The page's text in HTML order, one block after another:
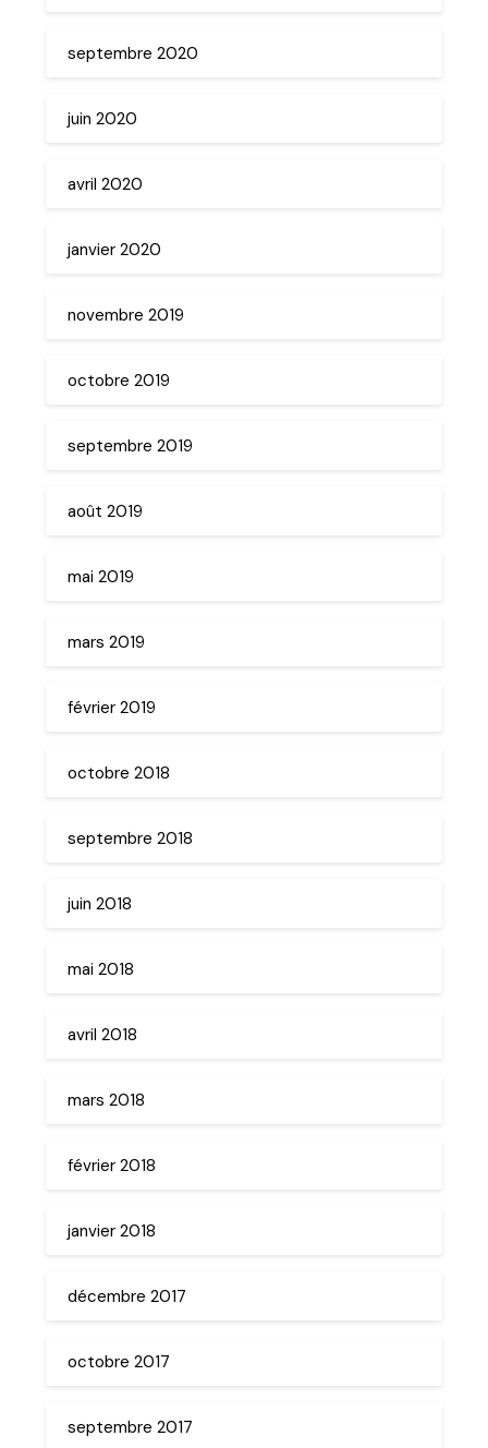
septembre 2020
juin 2020
avril 2020
janvier 2020
novembre 2019
octobre 2019
septembre 2019
août 2019
mai 2019
mars 2019
février 2019
octobre 2018
septembre 2018
juin 2018
mai 2018
avril 2018
mars 2018
février 2018
janvier 2018
décembre 2017
octobre 2017
septembre 2017